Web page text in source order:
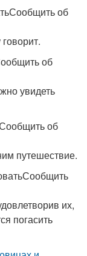
об
об
увидеть
об
путешествие.
их,
погасить